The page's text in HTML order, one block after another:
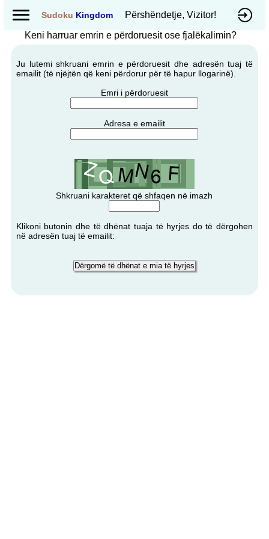
Sudoku Kingdom
Përshëndetje, Vizitor!
Keni harruar emrin e përdoruesit ose fjalëkalimin?
Ju lutemi shkruani emrin e përdoruesit dhe adresën tuaj të
emailit (të njëjtën që keni përdorur për të hapur llogarinë).
Emri i përdoruesit
Adresa e emailit
Shkruani karakteret që shfaqen në imazh
Klikoni butonin dhe të dhënat tuaja të hyrjes do të dërgohen
në adresën tuaj të emailit: